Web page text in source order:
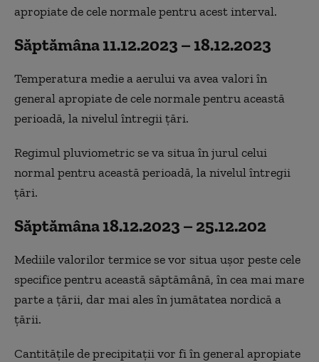
apropiate de cele normale pentru acest interval.
Săptămâna 11.12.2023 – 18.12.2023
Temperatura medie a aerului va avea valori în
general apropiate de cele normale pentru această
perioadă, la nivelul întregii ţări.
Regimul pluviometric se va situa în jurul celui
normal pentru această perioadă, la nivelul întregii
ţări.
Săptămâna 18.12.2023 – 25.12.202
Mediile valorilor termice se vor situa uşor peste cele
specifice pentru această săptămână, în cea mai mare
parte a ţării, dar mai ales în jumătatea nordică a
ţării.
Cantităţile de precipitaţii vor fi în general apropiate